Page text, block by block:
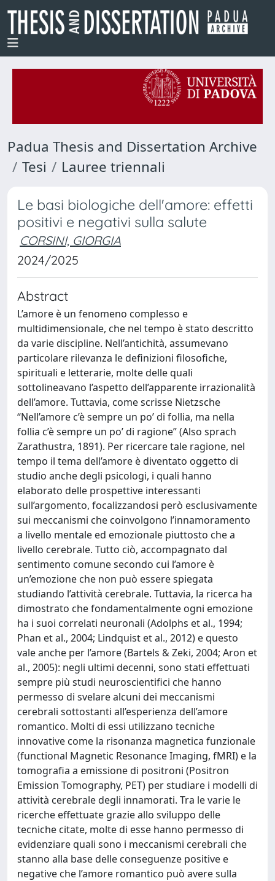
Padua Thesis and Dissertation Archive
Tesi
Lauree triennali
Le basi biologiche dell'amore: effetti
positivi e negativi sulla salute
CORSINI, GIORGIA
2024/2025
Abstract
L’amore è un fenomeno complesso e
multidimensionale, che nel tempo è stato descritto
da varie discipline. Nell’antichità, assumevano
particolare rilevanza le definizioni filosofiche,
spirituali e letterarie, molte delle quali
sottolineavano l’aspetto dell’apparente irrazionalità
dell’amore. Tuttavia, come scrisse Nietzsche
“Nell’amore c’è sempre un po’ di follia, ma nella
follia c’è sempre un po’ di ragione” (Also sprach
Zarathustra, 1891). Per ricercare tale ragione, nel
tempo il tema dell’amore è diventato oggetto di
studio anche degli psicologi, i quali hanno
elaborato delle prospettive interessanti
sull’argomento, focalizzandosi però esclusivamente
sui meccanismi che coinvolgono l’innamoramento
a livello mentale ed emozionale piuttosto che a
livello cerebrale. Tutto ciò, accompagnato dal
sentimento comune secondo cui l’amore è
un’emozione che non può essere spiegata
studiando l’attività cerebrale. Tuttavia, la ricerca ha
dimostrato che fondamentalmente ogni emozione
ha i suoi correlati neuronali (Adolphs et al., 1994;
Phan et al., 2004; Lindquist et al., 2012) e questo
vale anche per l’amore (Bartels & Zeki, 2004; Aron et
al., 2005): negli ultimi decenni, sono stati effettuati
sempre più studi neuroscientifici che hanno
permesso di svelare alcuni dei meccanismi
cerebrali sottostanti all’esperienza dell’amore
romantico. Molti di essi utilizzano tecniche
innovative come la risonanza magnetica funzionale
(functional Magnetic Resonance Imaging, fMRI) e la
tomografia a emissione di positroni (Positron
Emission Tomography, PET) per studiare i modelli di
attività cerebrale degli innamorati. Tra le varie le
ricerche effettuate grazie allo sviluppo delle
tecniche citate, molte di esse hanno permesso di
evidenziare quali sono i meccanismi cerebrali che
stanno alla base delle conseguenze positive e
negative che l’amore romantico può avere sulla